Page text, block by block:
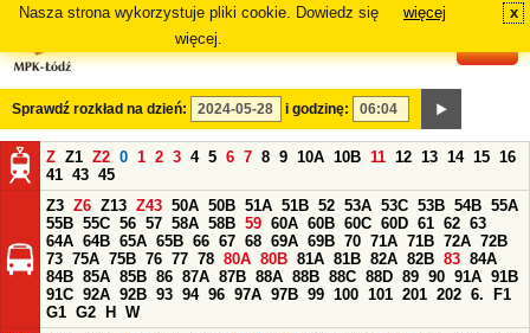
Nasza strona wykorzystuje pliki cookie. Dowiedz się
więcej.
więcej x
Sprawdź rozkład na dzień: i godzinę:
Z Z1 Z2 0 1 2 3 4 5 6 7 8 9 10A 10B 11 12 13 14 15 16
41 43 45
Z3 Z6 Z13 Z43 50A 50B 51A 51B 52 53A 53C 53B 54B 55A
55B 55C 56 57 58A 58B 59 60A 60B 60C 60D 61 62 63
64A 64B 65A 65B 66 67 68 69A 69B 70 71A 71B 72A 72B
73 75A 75B 76 77 78 80A 80B 81A 81B 82A 82B 83 84A
84B 85A 85B 86 87A 87B 88A 88B 88C 88D 89 90 91A 91B
91C 92A 92B 93 94 96 97A 97B 99 100 101 201 202 6.
F1
G1 G2 H
W